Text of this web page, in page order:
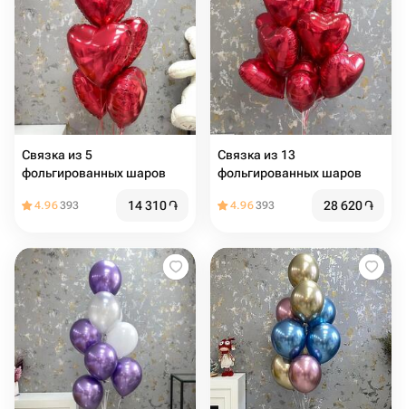
Связка из 5
фольгированных шаров
4.96393 14 310֏
Связка из 13
фольгированных шаров
4.96393 28 620֏